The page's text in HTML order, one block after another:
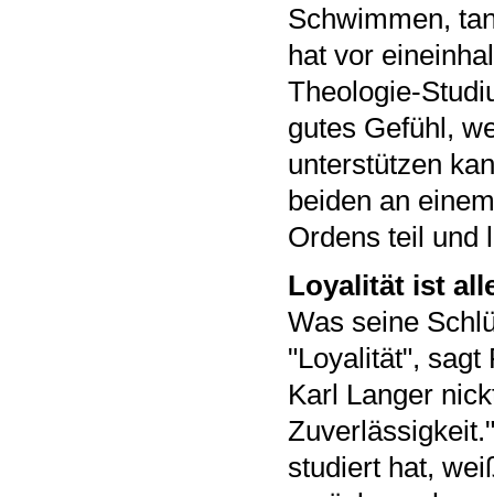
Schwimmen,
hat vor
Theologie-
gutes Gefühl,
unterstützen
beiden an
Ordens teil und
Loyalität ist
Was seine
"Loyalität", sagt
Karl Langer
studiert hat,